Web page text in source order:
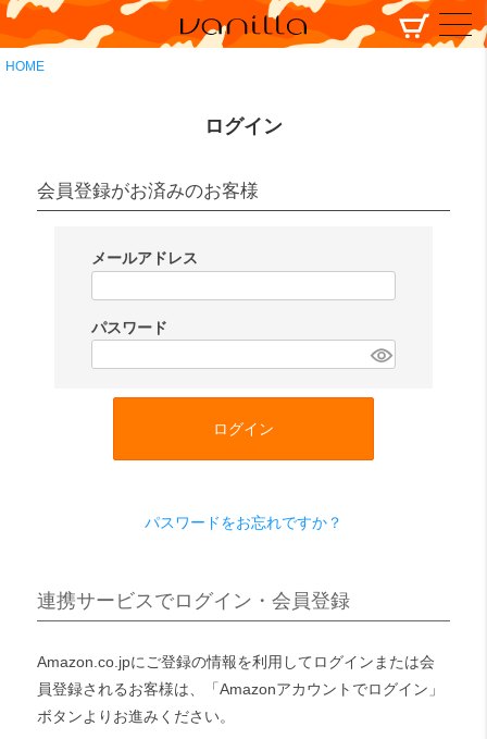
HOME
ログイン
会員登録がお済みのお客様
メールアドレス
須
パスワード
ログイン
パスワードをお忘れですか？
連携サービスでログイン・会員登録
Amazon.co.jpにご登録の情報を利用してログインまたは会
員登録されるお客様は、「Amazonアカウントでログイン」
ボタンよりお進みください。